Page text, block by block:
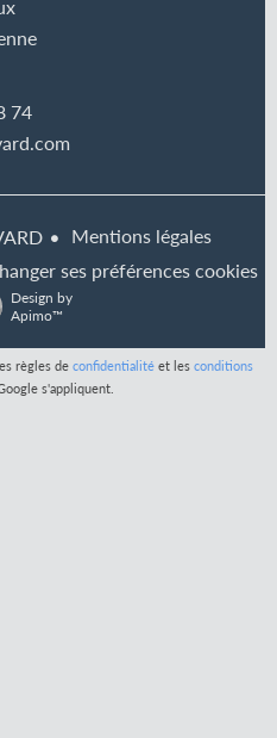
74
Mentions légales
ses préférences cookies
Design by
Apimo™
règles de confidentialitéet les conditions
s'appliquent.